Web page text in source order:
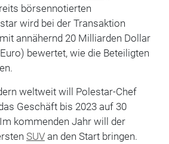
börsennotierten
wird bei der Transaktion
annähernd 20 Milliarden Dollar
bewertet, wie die Beteiligten
weltweit will Polestar-Chef
Geschäft bis 2023 auf 30
kommenden Jahr will der
SUVan den Start bringen.